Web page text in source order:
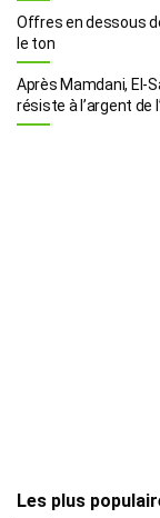
Offres en dessous
le ton
Après Mamdani, El-
résiste à l’argent de
Les plus